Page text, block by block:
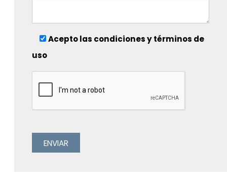
Acepto las condiciones y términos de
uso